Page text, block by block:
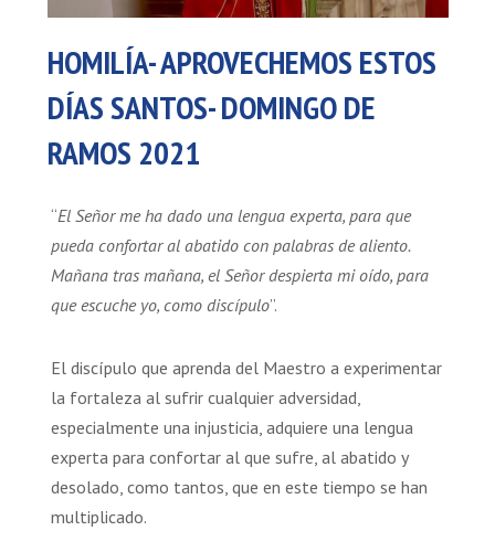
HOMILÍA- APROVECHEMOS ESTOS
DÍAS SANTOS- DOMINGO DE
RAMOS 2021
“El Señor me ha dado una lengua experta, para que
pueda confortar al abatido con palabras de aliento.
Mañana tras mañana, el Señor despierta mi oído, para
que escuche yo, como discípulo”.
El discípulo que aprenda del Maestro a experimentar
la fortaleza al sufrir cualquier adversidad,
especialmente una injusticia, adquiere una lengua
experta para confortar al que sufre, al abatido y
desolado, como tantos, que en este tiempo se han
multiplicado.